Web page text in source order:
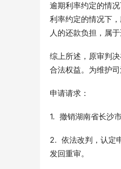
逾期利率约定的情
利率约定的情况下
人的还款负担，属于
综上所述，原审判
合法权益。为维护
申请请求：
1.  撤销湖南省长沙
2.  依法改判，认定
发回重审。